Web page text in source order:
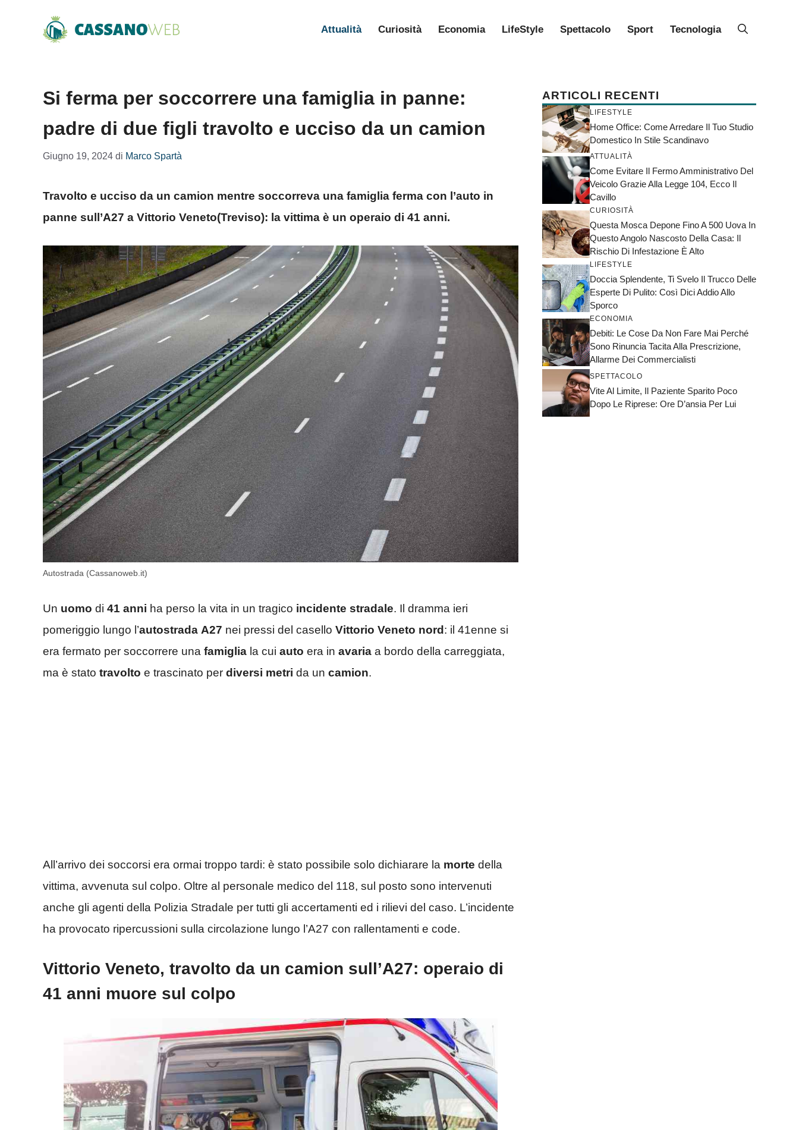
Attualità Curiosità Economia LifeStyle Spettacolo Sport Tecnologia
Si ferma per soccorrere una famiglia in panne:
padre di due figli travolto e ucciso da un camion
Giugno 19, 2024 di Marco Spartà
Travolto e ucciso da un camion mentre soccorreva una famiglia ferma con l’auto in
panne sull’A27 a Vittorio Veneto(Treviso): la vittima è un operaio di 41 anni.
Autostrada (Cassanoweb.it)
Un uomo di 41 anni ha perso la vita in un tragico incidente stradale. Il dramma ieri
pomeriggio lungo l’autostrada A27 nei pressi del casello Vittorio Veneto nord : il 41enne si
era fermato per soccorrere una famiglia la cui auto era in avaria a bordo della carreggiata,
ma è stato travolto e trascinato per diversi metri da un camion.
All’arrivo dei soccorsi era ormai troppo tardi: è stato possibile solo dichiarare la morte della
vittima, avvenuta sul colpo. Oltre al personale medico del 118, sul posto sono intervenuti
anche gli agenti della Polizia Stradale per tutti gli accertamenti ed i rilievi del caso. L’incidente
ha provocato ripercussioni sulla circolazione lungo l’A27 con rallentamenti e code.
Vittorio Veneto, travolto da un camion sull’A27: operaio di
41 anni muore sul colpo
ARTICOLI RECENTI
LIFESTYLE
Home Office: Come Arredare Il Tuo Studio
Domestico In Stile Scandinavo
ATTUALITÀ
Come Evitare Il Fermo Amministrativo Del
Veicolo Grazie Alla Legge 104, Ecco Il
Cavillo
CURIOSITÀ
Questa Mosca Depone Fino A 500 Uova In
Questo Angolo Nascosto Della Casa: Il
Rischio Di Infestazione È Alto
LIFESTYLE
Doccia Splendente, Ti Svelo Il Trucco Delle
Esperte Di Pulito: Così Dici Addio Allo
Sporco
ECONOMIA
Debiti: Le Cose Da Non Fare Mai Perché
Sono Rinuncia Tacita Alla Prescrizione,
Allarme Dei Commercialisti
SPETTACOLO
Vite Al Limite, Il Paziente Sparito Poco
Dopo Le Riprese: Ore D’ansia Per Lui